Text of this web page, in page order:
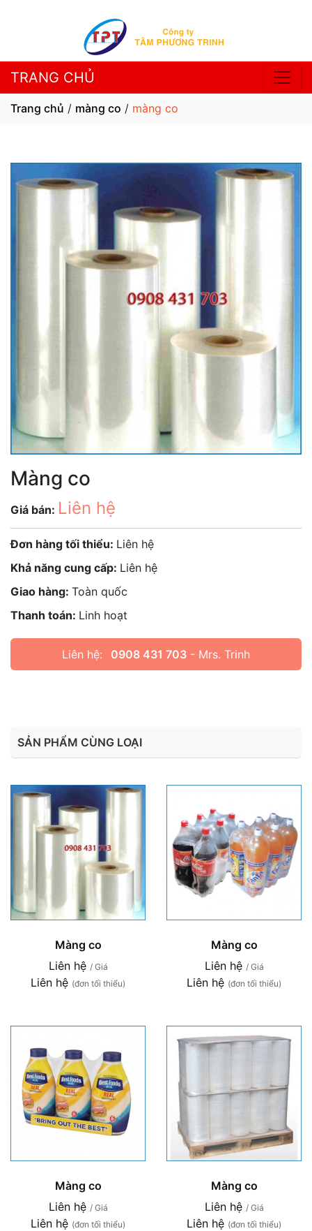
TRANG CHỦ
Trang chủ / màng co / màng co
Màng co
Giá bán: Liên hệ
Đơn hàng tối thiểu: Liên hệ
Khả năng cung cấp: Liên hệ
Giao hàng: Toàn quốc
Thanh toán: Linh hoạt
Liên hệ: 0908 431 703 - Mrs. Trinh
SẢN PHẨM CÙNG LOẠI
Màng co
Liên hệ / Giá
Liên hệ (đơn tối thiểu)
Màng co
Liên hệ / Giá
Liên hệ (đơn tối thiểu)
Màng co
Liên hệ / Giá
Liên hệ (đơn tối thiểu)
Màng co
Liên hệ / Giá
Liên hệ (đơn tối thiểu)